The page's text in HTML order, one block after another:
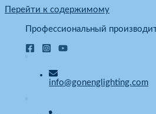
Перейти к содержимому
Профессиональный
info@gonenglighting.com